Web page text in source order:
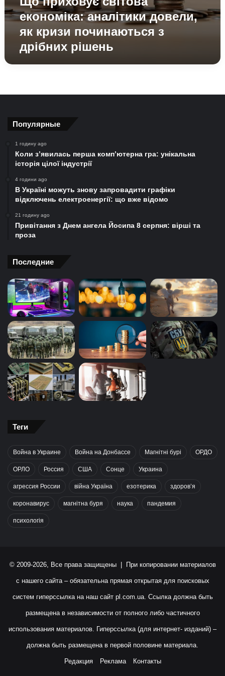
економіка: аналітики довели,
як кризи починаються з
дрібних рішень
Популярные
1 годину ago
Коли з’явилась перша комп’ютерна гра: унікальна
історія цілої індустрії
4 години ago
В Україні можуть знову запровадити графіки
відключень електроенергії: що вже відомо
21 годину ago
Привітання з Днем ангела Йосипа 8 серпня: вірші та
проза
Последние
Теги
Война в Украине Война на Донбассе Магнітні бурі ОРДО
ОРЛО Россия США Сонце Украина
агрессия России війна Україна езотерика здоров’я
коронавирус магнітна буря наука пандемия
психологія
© 2009-2026, Все права защищены | При копировании материалов
с нашего сайта – обязательна прямая открытая для поисковых
систем гиперссылка на наш сайт pl.com.ua. Ссылка должна быть
размещена в независимости от полного либо частичного
использования материалов. Гиперссылка (для интернет- изданий) –
должна быть размещена в первой половине материала.
Редакция Реклама Контакты